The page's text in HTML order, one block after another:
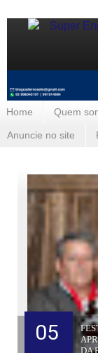
Home Quem
Anuncie no site
DA
05